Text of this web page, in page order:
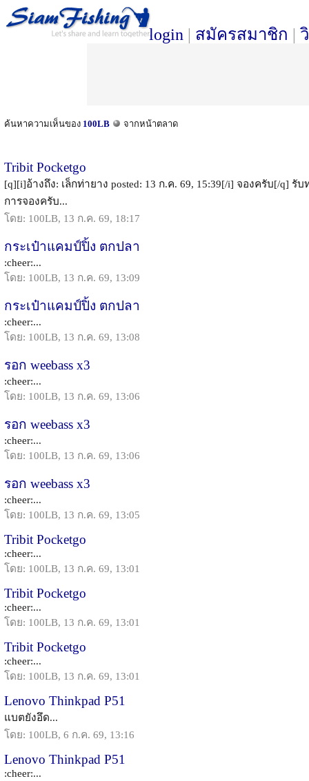
login | สมัครสมาชิก |
ค้นหาความเห็นของ 100LB จากหน้าตลาด
Tribit Pocketgo
[q][i]อ้างถึง: เล็กท่ายาง posted: 13 ก.ค. 69, 15:39[/i] จองครับ[/q] รับ
การจองครับ...
โดย: 100LB, 13 ก.ค. 69, 18:17
กระเป๋าแคมป์ปิ้ง ตกปลา
:cheer:...
โดย: 100LB, 13 ก.ค. 69, 13:09
กระเป๋าแคมป์ปิ้ง ตกปลา
:cheer:...
โดย: 100LB, 13 ก.ค. 69, 13:08
รอก weebass x3
:cheer:...
โดย: 100LB, 13 ก.ค. 69, 13:06
รอก weebass x3
:cheer:...
โดย: 100LB, 13 ก.ค. 69, 13:06
รอก weebass x3
:cheer:...
โดย: 100LB, 13 ก.ค. 69, 13:05
Tribit Pocketgo
:cheer:...
โดย: 100LB, 13 ก.ค. 69, 13:01
Tribit Pocketgo
:cheer:...
โดย: 100LB, 13 ก.ค. 69, 13:01
Tribit Pocketgo
:cheer:...
โดย: 100LB, 13 ก.ค. 69, 13:01
Lenovo Thinkpad P51
แบตยังอึด...
โดย: 100LB, 6 ก.ค. 69, 13:16
Lenovo Thinkpad P51
:cheer:...